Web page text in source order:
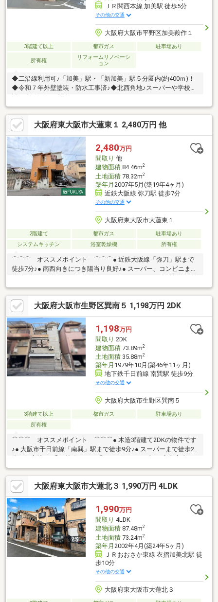
ＪＲ関西本線 加美駅 徒歩5分
その他の交通
大阪府大阪市平野区加美鞍作１
3階建て以上 都市ガス 駐車場あり
所有権
リフォームリノベーシ
ョン
◆二沿線利用可♪「加美」駅・「新加美」駅５分圏内(約400ｍ)！
◆令和７年外壁塗装・防水工事済♪◆北西角地♪スーパーや学校が
――――■平野区全域の物件情報取り扱い可能！■ハウスフリーダム
は【東証スタンダード上場企業】です☆■物件多数揃えておりま
す！是非店頭へお越し下さい♪■頭金０円のフルローンが可能です
♪■お客様のライフプランに沿った物件をご提案させて頂きます
☆■不動産購入や住宅ローンについてお気軽にお問合せ下さい♪■
ご来店の際は、店舗横に駐車スペース４台分ございます♪■平野区
の【中古戸建】ならハウスフリーダム八尾店
大阪府東大阪市大蓮東１ 2,480万円 他
2,480万円
間取り 他
建物面積84.46m2
土地面積78.32m2
築年月 2007年5月(築19年4ヶ月)
近鉄大阪線 弥刀駅 徒歩7分
その他の交通
大阪府東大阪市大蓮東１
2階建て 都市ガス
駐車場あり
システムキッチン
浴室乾燥機 所有権
⌒⌒⌒ オススメポイント ⌒⌒⌒● 近鉄大阪線「弥刀」駅まで
徒歩7分♪● 南西向きにつき陽当り良好♪● スーパー、コンビニまで
でいつも快適バスタイム♪● シャワー付き洗面化粧台！シャンプー
も快適♪⌒⌒⌒⌒⌒ 周辺環境 ⌒⌒⌒⌒⌒● 万代大蓮北店：徒歩
3分● ローソン東大阪大蓮東一丁目店：徒歩2分● 金岡公園：徒歩6
分● サンドラッグ弥刀店：徒歩8分物件詳細などお気軽にご相談下
さい。ご連絡心よりお待ちしております♪＊+
大阪府大阪市生野区巽南５ 1,198万円 2DK
1,198万円
間取り 2DK
建物面積73.89m2
土地面積35.88m2
築年月 1979年10月(築46年11ヶ月)
地下鉄千日前線 南巽駅 徒歩9分
その他の交通
大阪府大阪市生野区巽南５
3階建て以上 都市ガス
駐車場あり
所有権
⌒⌒⌒ オススメポイント ⌒⌒⌒● 木造3階建て2DKの物件です
♪● 大阪市千日前線「南巽」駅まで徒歩9分♪● スーパーまで徒歩2
シャッター付車庫です♪● 徒歩圏内に便利な周辺環境揃ってます
♪⌒⌒⌒⌒⌒ 周辺環境 ⌒⌒⌒⌒⌒● 万代巽南店：徒歩2分● ロ
ーソン生野巽南五丁目店：徒歩5分● ウエルシア生野巽南店：徒歩
3分● 生野愛和病院：徒歩5分物件詳細などお気軽にご相談下さ
い。ご連絡心よりお待ちしております♪＊+
大阪府東大阪市大蓮北３ 1,990万円 4LDK
1,990万円
間取り 4LDK
建物面積87.48m2
土地面積73.24m2
築年月 2002年4月(築24年5ヶ月)
ＪＲおおさか東線 衣摺加美北駅 徒
歩10分
その他の交通
大阪府東大阪市大蓮北３